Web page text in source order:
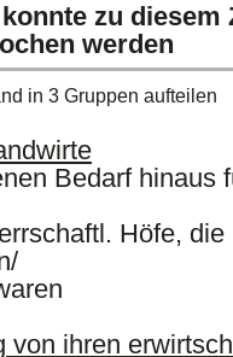
Ansprüche
und
zu diesem
werden
in 3 Gruppen aufteilen
Bedarf hinaus
Höfe, die
von ihren